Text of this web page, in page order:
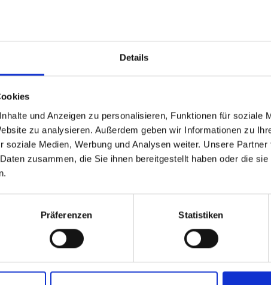
Details
und Anzeigen zu personalisieren, Funktionen für soziale
zu analysieren. Außerdem geben wir Informationen zu
soziale Medien, Werbung und Analysen weiter. Unsere
zusammen, die Sie ihnen bereitgestellt haben oder die
Präferenzen Statistiken
14 in
von verzerrtem